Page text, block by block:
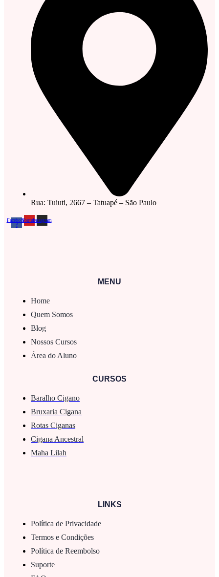
Rua: Tuiuti, 2667 – Tatuapé – São Paulo
Facebook-
f
YoutubeInstagram
MENU
Home
Quem Somos
Blog
Nossos Cursos
Área do Aluno
CURSOS
Baralho Cigano
Bruxaria Cigana
Rotas Ciganas
Cigana Ancestral
Maha Lilah
LINKS
Política de Privacidade
Termos e Condições
Política de Reembolso
Suporte